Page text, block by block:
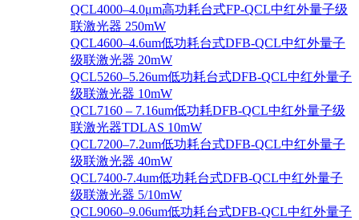
QCL4000–4.0μm高功耗台式FP-QCL中红外量子级
联激光器 250mW
QCL4600–4.6um低功耗台式DFB-QCL中红外量子
级联激光器 20mW
QCL5260–5.26um低功耗台式DFB-QCL中红外量子
级联激光器 10mW
QCL7160 – 7.16um低功耗DFB-QCL中红外量子级
联激光器TDLAS 10mW
QCL7200–7.2um低功耗台式DFB-QCL中红外量子
级联激光器 40mW
QCL7400-7.4um低功耗台式DFB-QCL中红外量子
级联激光器 5/10mW
QCL9060–9.06um低功耗台式DFB-QCL中红外量子